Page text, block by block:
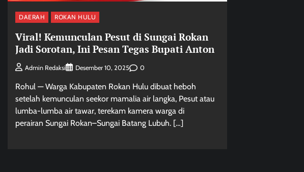
DAERAH ROKAN HULU
Viral! Kemunculan Pesut di Sungai Rokan
Jadi Sorotan, Ini Pesan Tegas Bupati Anton
Admin Redaksi Desember 10, 2025 0
Rohul — Warga Kabupaten Rokan Hulu dibuat heboh
setelah kemunculan seekor mamalia air langka, Pesut atau
lumba-lumba air tawar, terekam kamera warga di
perairan Sungai Rokan–Sungai Batang Lubuh. […]